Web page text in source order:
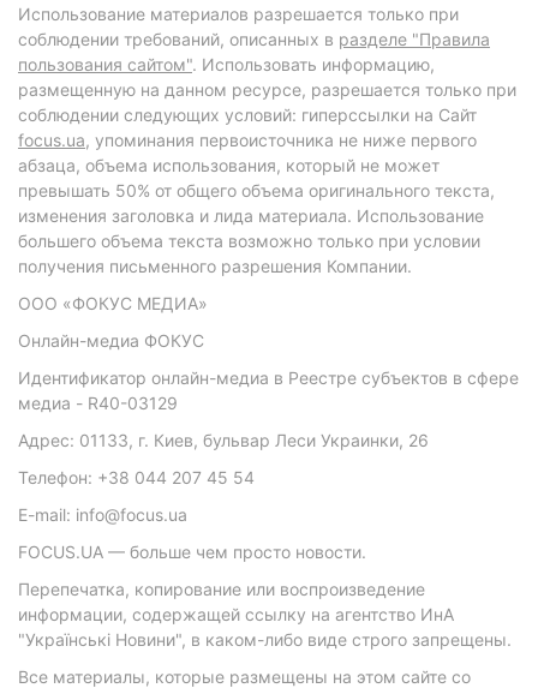
Использование материалов разрешается только при
соблюдении требований, описанных в разделе "Правила
пользования сайтом". Использовать информацию,
размещенную на данном ресурсе, разрешается только при
соблюдении следующих условий: гиперссылки на Сайт
focus.ua, упоминания первоисточника не ниже первого
абзаца, объема использования, который не может
превышать 50% от общего объема оригинального текста,
изменения заголовка и лида материала. Использование
большего объема текста возможно только при условии
получения письменного разрешения Компании.
ООО «ФОКУС МЕДИА»
Онлайн-медиа ФОКУС
Идентификатор онлайн-медиа в Реестре субъектов в сфере
медиа - R40-03129
Адрес: 01133, г. Киев, бульвар Леси Украинки, 26
Телефон: +38 044 207 45 54
E-mail: info@focus.ua
FOCUS.UA — больше чем просто новости.
Перепечатка, копирование или воспроизведение
информации, содержащей ссылку на агентство ИнА
"Українські Новини", в каком-либо виде строго запрещены.
Все материалы, которые размещены на этом сайте со